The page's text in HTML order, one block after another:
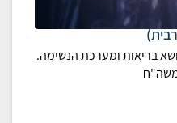
בריאות ומערכת הנשימה.